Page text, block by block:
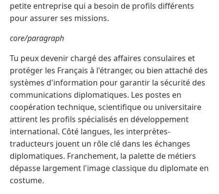
petite entreprise qui a besoin de profils différents
pour assurer ses missions.
core/paragraph
Tu peux devenir chargé des affaires consulaires et
protéger les Français à l'étranger, ou bien attaché des
systèmes d'information pour garantir la sécurité des
communications diplomatiques. Les postes en
coopération technique, scientifique ou universitaire
attirent les profils spécialisés en développement
international. Côté langues, les interprètes-
traducteurs jouent un rôle clé dans les échanges
diplomatiques. Franchement, la palette de métiers
dépasse largement l'image classique du diplomate en
costume.